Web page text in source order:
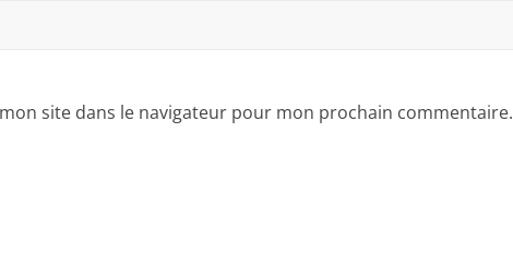
site dans le navigateur pour mon prochain commentaire.